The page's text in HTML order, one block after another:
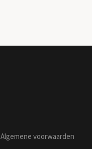
Algemene voorwaarden